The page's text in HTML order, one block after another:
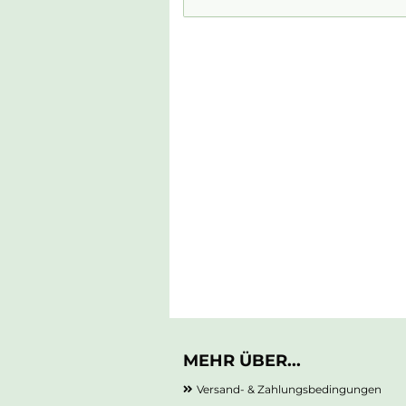
MEHR ÜBER...
Versand- & Zahlungsbedingungen